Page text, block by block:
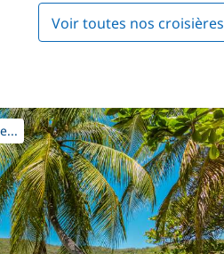
Voir toutes nos croisières